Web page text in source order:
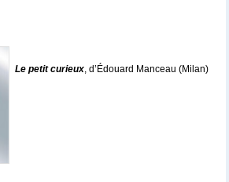
Le petit curieux, d’Édouard Manceau (Milan)